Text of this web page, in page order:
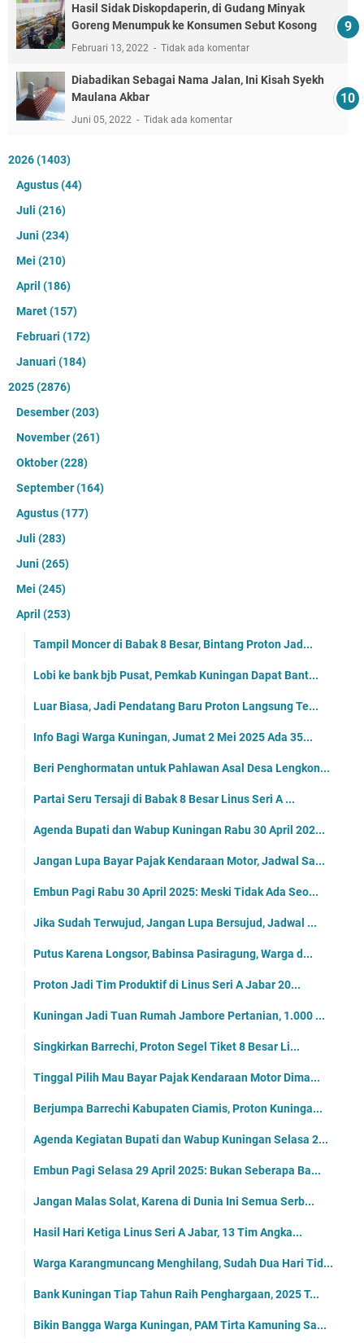
Hasil Sidak Diskopdaperin, di Gudang Minyak
Goreng Menumpuk ke Konsumen Sebut Kosong
Februari 13, 2022 Tidak ada komentar
Diabadikan Sebagai Nama Jalan, Ini Kisah Syekh
Maulana Akbar
Juni 05, 2022 Tidak ada komentar
2026(1403)
Agustus(44)
Juli (216)
Juni (234)
Mei (210)
April (186)
Maret(157)
Februari (172)
Januari (184)
2025(2876)
Desember(203)
November(261)
Oktober(228)
September(164)
Agustus(177)
Juli (283)
Juni (265)
Mei (245)
April (253)
Tampil Moncer di Babak 8 Besar, Bintang Proton Jad...
Lobi ke bank bjb Pusat, Pemkab Kuningan Dapat Bant...
Luar Biasa, Jadi Pendatang Baru Proton Langsung Te...
Info Bagi Warga Kuningan, Jumat 2 Mei 2025 Ada 35...
Beri Penghormatan untuk Pahlawan Asal Desa Lengkon...
Partai Seru Tersaji di Babak 8 Besar Linus Seri A ...
Agenda Bupati dan Wabup Kuningan Rabu 30 April 202...
Jangan Lupa Bayar Pajak Kendaraan Motor, Jadwal Sa...
Embun Pagi Rabu 30 April 2025: Meski Tidak Ada Seo...
Jika Sudah Terwujud, Jangan Lupa Bersujud, Jadwal ...
Putus Karena Longsor, Babinsa Pasiragung, Warga d...
Proton Jadi Tim Produktif di Linus Seri A Jabar 20...
Kuningan Jadi Tuan Rumah Jambore Pertanian, 1.000 ...
Singkirkan Barrechi, Proton Segel Tiket 8 Besar Li...
Tinggal Pilih Mau Bayar Pajak Kendaraan Motor Dima...
Berjumpa Barrechi Kabupaten Ciamis, Proton Kuninga...
Agenda Kegiatan Bupati dan Wabup Kuningan Selasa 2...
Embun Pagi Selasa 29 April 2025: Bukan Seberapa Ba...
Jangan Malas Solat, Karena di Dunia Ini Semua Serb...
Hasil Hari Ketiga Linus Seri A Jabar, 13 Tim Angka...
Warga Karangmuncang Menghilang, Sudah Dua Hari Tid...
Bank Kuningan Tiap Tahun Raih Penghargaan, 2025 T...
Bikin Bangga Warga Kuningan, PAM Tirta Kamuning Sa...